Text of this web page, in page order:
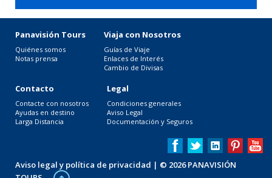
Panavisión Tours
Quiénes somos
Notas prensa
Viaja con Nosotros
Guías de Viaje
Enlaces de Interés
Cambio de Divisas
Contacto
Contacte con nosotros
Ayudas en destino
Larga Distancia
Legal
Condiciones generales
Aviso Legal
Documentación y Seguros
Aviso legal y política de privacidad | © 2026 PANAVISIÓN